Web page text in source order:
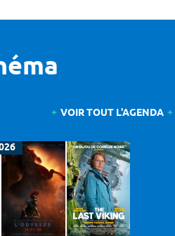
VOIR TOUT L'AGENDA